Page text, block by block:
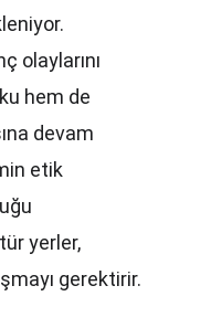
olaylarını
hem de
devam
etik
yerler,
gerektirir.